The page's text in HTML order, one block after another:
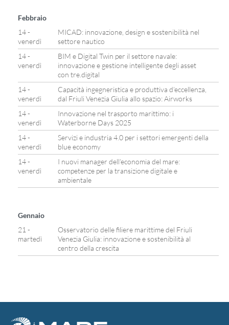
Febbraio
14 -
venerdì
MICAD: innovazione, design e sostenibilità nel
settore nautico
14 -
venerdì
BIM e Digital Twin per il settore navale:
innovazione e gestione intelligente degli asset
con tre.digital
14 -
venerdì
Capacità ingegneristica e produttiva d’eccellenza,
dal Friuli Venezia Giulia allo spazio: Airworks
14 -
venerdì
Innovazione nel trasporto marittimo: i
Waterborne Days 2025
14 -
venerdì
Servizi e industria 4.0 per i settori emergenti della
blue economy
14 -
venerdì
I nuovi manager dell’economia del mare:
competenze per la transizione digitale e
ambientale
Gennaio
21 -
martedì
Osservatorio delle filiere marittime del Friuli
Venezia Giulia: innovazione e sostenibilità al
centro della crescita